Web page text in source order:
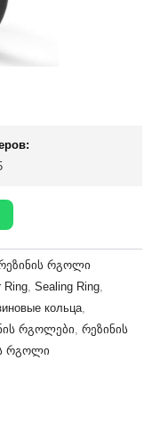
რგოლი
Ring, Sealing Ring,
кольца,
რგოლები, რეზინის
რგოლი